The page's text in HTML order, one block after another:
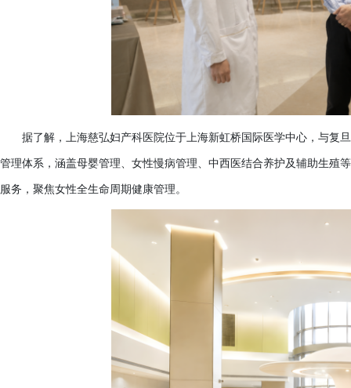
据了解，上海慈弘妇产科医院位于上海新虹桥国际医学中心，与复
管理体系，涵盖母婴管理、女性慢病管理、中西医结合养护及辅助生殖
服务，聚焦女性全生命周期健康管理。